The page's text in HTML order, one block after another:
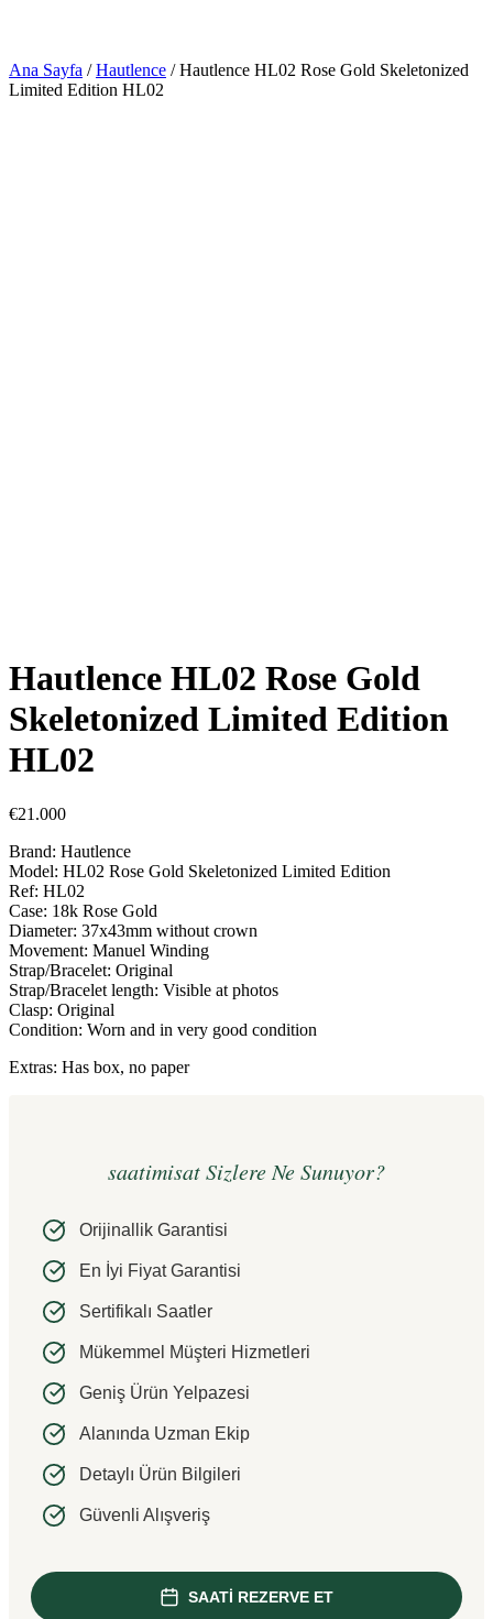
Ana Sayfa /Hautlence / Hautlence HL02 Rose Gold Skeletonized
Limited Edition HL02
Hautlence HL02 Rose Gold
Skeletonized Limited Edition
HL02
€21.000
Brand: Hautlence
Model: HL02 Rose Gold Skeletonized Limited Edition
Ref: HL02
Case: 18k Rose Gold
Diameter: 37x43mm without crown
Movement: Manuel Winding
Strap/Bracelet: Original
Strap/Bracelet length: Visible at photos
Clasp: Original
Condition: Worn and in very good condition
Extras: Has box, no paper
saatimisat Sizlere Ne Sunuyor?
Orijinallik Garantisi
En İyi Fiyat Garantisi
Sertifikalı Saatler
Mükemmel Müşteri Hizmetleri
Geniş Ürün Yelpazesi
Alanında Uzman Ekip
Detaylı Ürün Bilgileri
Güvenli Alışveriş
SAATİ REZERVE ET